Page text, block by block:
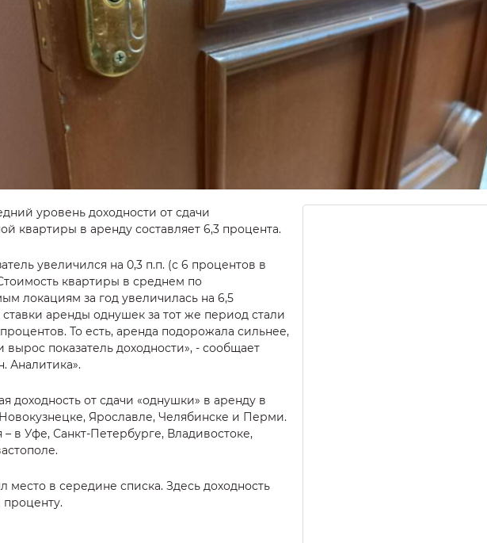
уровень доходности от сдачи
квартиры в аренду составляет 6,3 процента.
увеличился на 0,3 п.п. (с 6 процентов в
квартиры в среднем по
локациям за год увеличилась на 6,5
ставки аренды однушек за тот же период стали
То есть, аренда подорожала сильнее,
вырос показатель доходности», - сообщает
Аналитика».
доходность от сдачи «однушки» в аренду в
Ярославле, Челябинске и Перми.
– в Уфе, Санкт-Петербурге, Владивостоке,
место в середине списка. Здесь доходность
проценту.